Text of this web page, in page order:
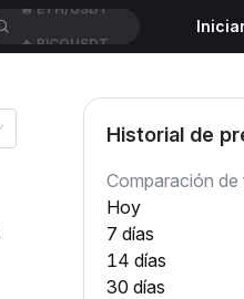
Historial de
Comparación de
Hoy
7 días
14 días
30 días